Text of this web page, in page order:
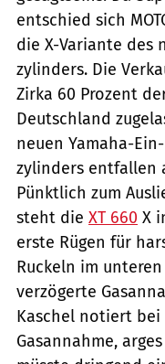
entschied sich
die X-Variante des
zylinders. Die
Zirka 60 Prozent
Deutschland
neuen Yamaha-Ein-
zylinders entfallen
Pünktlich zum
steht die XT 660 X
erste Rügen für
Ruckeln im
verzögerte
Kaschel notiert bei
Gasannahme,